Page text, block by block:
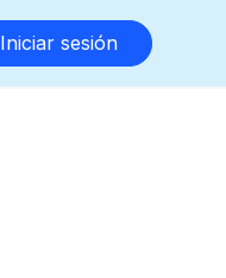
Iniciar sesión